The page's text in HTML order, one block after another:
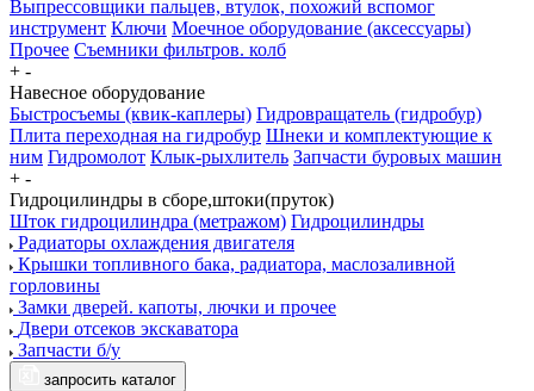
Выпрессовщики пальцев, втулок, похожий вспомог
инструмент Ключи Моечное оборудование (аксессуары)
Прочее Съемники фильтров. колб
+ -
Навесное оборудование
Быстросъемы (квик-каплеры) Гидровращатель (гидробур)
Плита переходная на гидробур Шнеки и комплектующие к
ним Гидромолот Клык-рыхлитель Запчасти буровых машин
+ -
Гидроцилиндры в сборе,штоки(пруток)
Шток гидроцилиндра (метражом) Гидроцилиндры
Радиаторы охлаждения двигателя
Крышки топливного бака, радиатора, маслозаливной
горловины
Замки дверей. капоты, лючки и прочее
Двери отсеков экскаватора
Запчасти б/у
запросить каталог